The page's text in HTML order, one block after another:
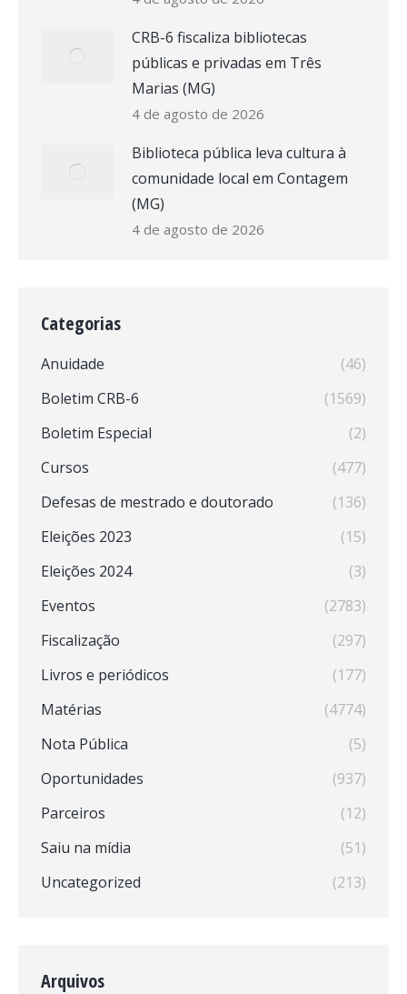
CRB-6 fiscaliza bibliotecas
públicas e privadas em Três
Marias (MG)
4 de agosto de 2026
Biblioteca pública leva cultura à
comunidade local em Contagem
(MG)
4 de agosto de 2026
Categorias
Anuidade
(46)
Boletim CRB-6
(1569)
Boletim Especial
(2)
Cursos
(477)
Defesas de mestrado e doutorado
(136)
Eleições 2023
(15)
Eleições 2024
(3)
Eventos
(2783)
Fiscalização
(297)
Livros e periódicos
(177)
Matérias
(4774)
Nota Pública
(5)
Oportunidades
(937)
Parceiros
(12)
Saiu na mídia
(51)
Uncategorized
(213)
Arquivos